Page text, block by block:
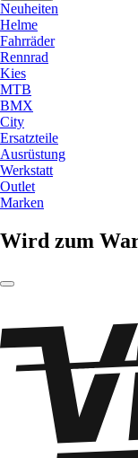
Neuheiten
Helme
Fahrräder
Rennrad
Kies
MTB
BMX
City
Ersatzteile
Ausrüstung
Werkstatt
Outlet
Marken
Wird zum